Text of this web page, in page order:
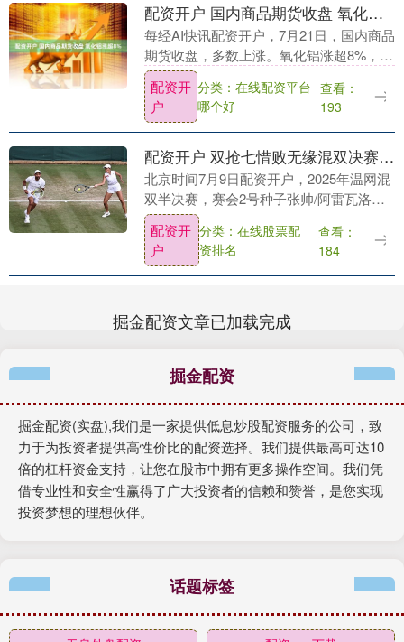
配资开户 国内商品期货收盘 氧化铝涨超8%
每经AI快讯配资开户，7月21日，国内商品
期货收盘，多数上涨。氧化铝涨超8%，焦
煤、玻璃涨逾7%配资开户，纯碱、焦炭等
涨逾5%，工业硅涨超4%，烧碱、PVC等
涨....
配资开
户
分类：在线配资平台
哪个好
查看：
193
配资开户 双抢七惜败无缘混双决赛 张帅说今年温网打得超级棒_大皖新闻 | 安徽网
北京时间7月9日配资开户，2025年温网混
双半决赛，赛会2号种子张帅/阿雷瓦洛鏖
战两个抢七，最终以6-7(6)、6-7(4)的比
分，憾负跨国组合史蒂芬妮/索尔兹....
配资开
户
分类：在线股票配
资排名
查看：
184
掘金配资文章已加载完成
掘金配资
掘金配资(实盘),我们是一家提供低息炒股配资服务的公司，致
力于为投资者提供高性价比的配资选择。我们提供最高可达10
倍的杠杆资金支持，让您在股市中拥有更多操作空间。我们凭
借专业性和安全性赢得了广大投资者的信赖和赞誉，是您实现
投资梦想的理想伙伴。
话题标签